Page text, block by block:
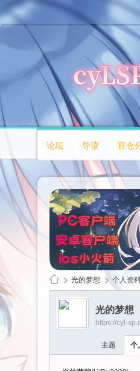
论坛 导读 官仓
光的梦想 个人资
光的梦想
https://cyl-
主题 个